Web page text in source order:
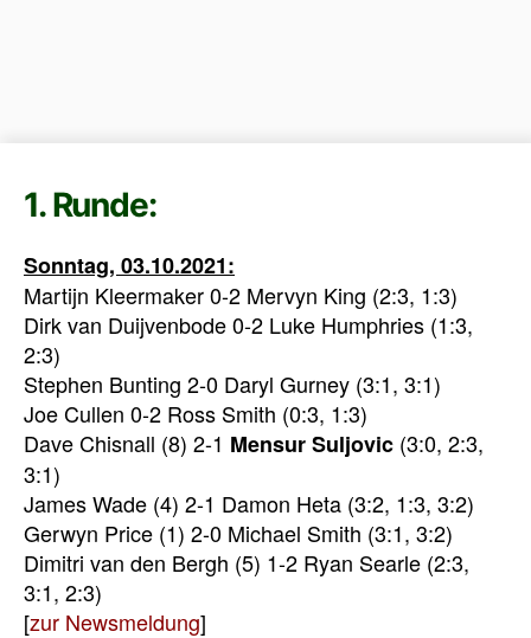
1. Runde:
Sonntag, 03.10.2021:
Martijn Kleermaker 0-2 Mervyn King (2:3, 1:3)
Dirk van Duijvenbode 0-2 Luke Humphries (1:3,
2:3)
Stephen Bunting 2-0 Daryl Gurney (3:1, 3:1)
Joe Cullen 0-2 Ross Smith (0:3, 1:3)
Dave Chisnall (8) 2-1 Mensur Suljovic (3:0, 2:3,
3:1)
James Wade (4) 2-1 Damon Heta (3:2, 1:3, 3:2)
Gerwyn Price (1) 2-0 Michael Smith (3:1, 3:2)
Dimitri van den Bergh (5) 1-2 Ryan Searle (2:3,
3:1, 2:3)
[zur Newsmeldung]